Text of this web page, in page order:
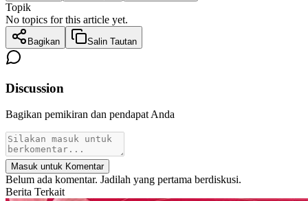
Topik
No topics for this article yet.
Bagikan Salin Tautan
Discussion
Bagikan pemikiran dan pendapat Anda
Masuk untuk Komentar
Belum ada komentar. Jadilah yang pertama berdiskusi.
Berita Terkait